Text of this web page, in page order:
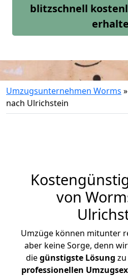
blitzschnell
Umzugsunternehmen Worms »
nach Ulrichstein
von
Umzüge können mitunter
aber keine Sorge, denn
diegünstigste Lösung
professionellen